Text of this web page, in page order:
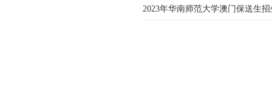
2023年华南师范大学澳门保送生